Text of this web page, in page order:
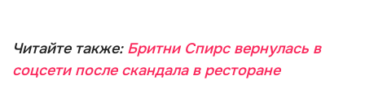
Читайте также: Бритни Спирс вернулась в
соцсети после скандала в ресторане